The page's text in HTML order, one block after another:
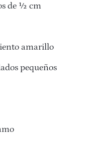
de ½ cm
amarillo
pequeños